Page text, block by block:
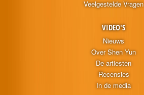
Veelgestelde Vragen
VIDEO'S
Nieuws
Over Shen Yun
De artiesten
Recensies
In de media